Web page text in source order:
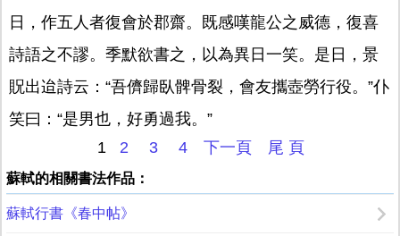
日，作五人者復會於郡齋。既感嘆龍公之威德，復喜
詩語之不謬。季默欲書之，以為異日一笑。是日，景
貺出迨詩云：“吾儕歸臥髀骨裂，會友攜壺勞行役。”仆
笑曰：“是男也，好勇過我。”
1 2 3 4 下一頁 尾 頁
蘇軾的相關書法作品：
蘇軾行書《春中帖》